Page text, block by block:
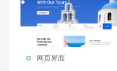
网页界面